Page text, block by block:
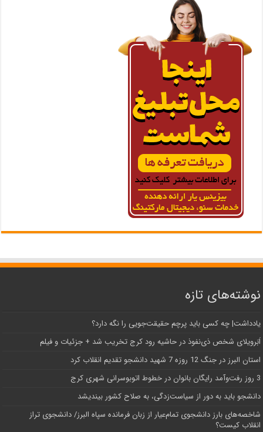
نوشته‌های تازه
یادداشت| ‌چه کسی باید پرچم حقیقت‌جویی را نگه دارد؟
اَبَر‌ویلای شخص ذی‌نفوذ در حاشیه‌ رود کرج تخریب شد + جزئیات و فیلم
استان البرز در جنگ 12 روزه 7 شهید دانشجو تقدیم انقلاب کرد
3 روز رفت‌وآمد رایگان بانوان در خطوط اتوبوسرانی شهری کرج
دانشجو باید به دور از سیاست‌زدگی، به صلاح کشور بیندیشد
شاخصه‌های بارز دانشجوی تمام‌عیار از زبان فرمانده سپاه البرز/ دانشجوی تراز
انقلاب کیست؟